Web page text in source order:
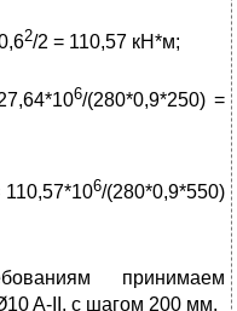
2/2 = 110,57 кН*м;
6/(280*0,9*250) =
110,57*106/(280*0,9*550)
принимаем
A-II, с шагом 200 мм.